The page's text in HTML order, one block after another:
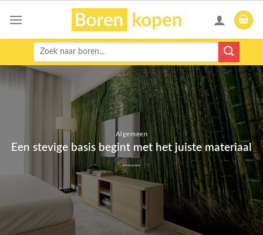
Zoeken
Algemeen
Een stevige basis begint met het juiste materiaal